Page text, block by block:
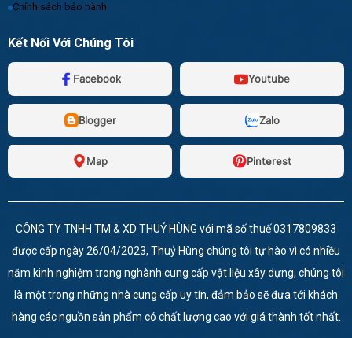
Chính sách bảo hành
Kết Nối Với Chúng Tôi
Facebook Youtube
Blogger Zalo
Map Pinterest
CÔNG TY TNHH TM & XD THUỶ HÙNG với mã số thuế 0317809833
được cấp ngày 26/04/2023, Thuỷ Hùng chúng tôi tự hào vì có nhiều
năm kinh nghiệm trong nghành cung cấp vật liệu xây dựng, chúng tôi
là một trong những nhà cung cấp uy tín, đảm bảo sẽ đưa tới khách
hàng các nguồn sản phẩm có chất lượng cao với giá thành tốt nhất.